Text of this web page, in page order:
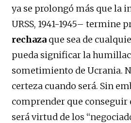
ya se prolongó más que la
URSS, 1941-1945– termine
rechaza que sea de
pueda significar la
sometimiento de Ucrania.
certeza cuando será. Sin
comprender que conseguir
será virtud de los